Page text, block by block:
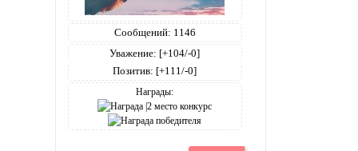
Сообщений: 1146
Уважение: [+104/-0]
Позитив: [+111/-0]
Награды: